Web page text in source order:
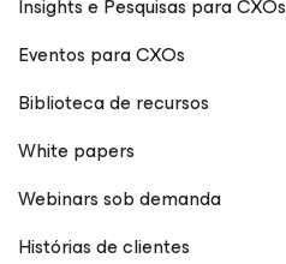
Insights e Pesquisas para CXOs
Eventos para CXOs
Biblioteca de recursos
White papers
Webinars sob demanda
Histórias de clientes